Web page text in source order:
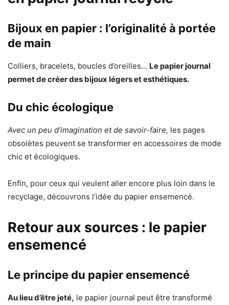
Bijoux en papier : l’originalité à portée
de main
Colliers, bracelets, boucles d’oreilles… Le papier journal
permet de créer des bijoux légers et esthétiques.
Du chic écologique
Avec un peu d’imagination et de savoir-faire, les pages
obsolètes peuvent se transformer en accessoires de mode
chic et écologiques.
Enfin, pour ceux qui veulent aller encore plus loin dans le
recyclage, découvrons l’idée du papier ensemencé.
Retour aux sources : le papier
ensemencé
Le principe du papier ensemencé
Au lieu d’être jeté, le papier journal peut être transformé